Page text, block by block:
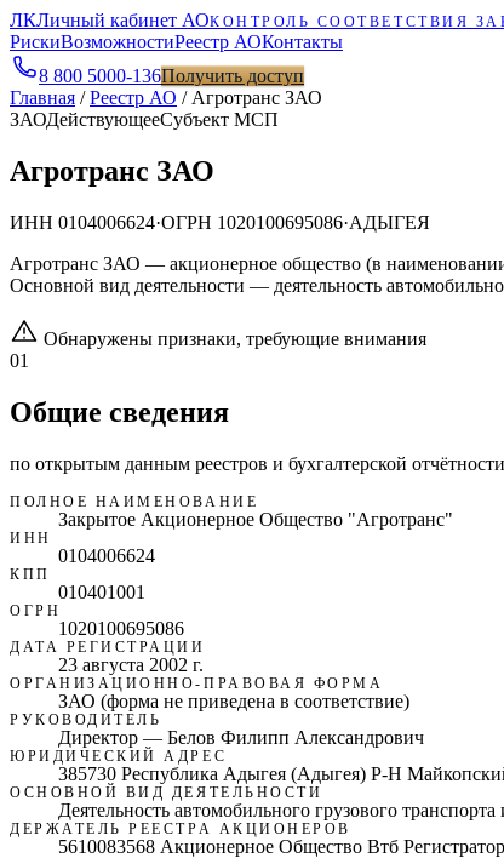
ЛКЛичный кабинет АОКОНТРОЛЬ СООТВЕТСТВИЯ
РискиВозможностиРеестр АОКонтакты
8 800 5000-136Получить доступ
Главная /Реестр АО / Агротранс ЗАО
ЗАОДействующееСубъект МСП
Агротранс ЗАО
ИНН 0104006624·ОГРН 1020100695086·АДЫГЕЯ
Агротранс ЗАО — акционерное общество (в
Основной вид деятельности — деятельность
Обнаружены признаки, требующие внимания
01
Общие сведения
по открытым данным реестров и бухгалтерской отчётности
ПОЛНОЕ НАИМЕНОВАНИЕ
Закрытое Акционерное Общество "Агротранс"
ИНН
0104006624
КПП
010401001
ОГРН
1020100695086
ДАТА РЕГИСТРАЦИИ
23 августа 2002 г.
ОРГАНИЗАЦИОННО-ПРАВОВАЯ ФОРМА
ЗАО (форма не приведена в соответствие)
РУКОВОДИТЕЛЬ
Директор — Белов Филипп Александрович
ЮРИДИЧЕСКИЙ АДРЕС
385730 Республика Адыгея (Адыгея) Р-Н
ОСНОВНОЙ ВИД ДЕЯТЕЛЬНОСТИ
Деятельность автомобильного грузового
ДЕРЖАТЕЛЬ РЕЕСТРА АКЦИОНЕРОВ
5610083568 Акционерное Общество Втб Регистратор